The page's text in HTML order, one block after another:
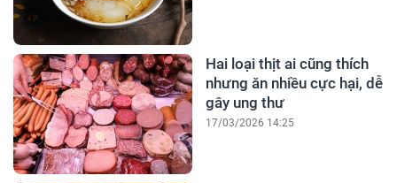
Hai loại thịt ai cũng thích
nhưng ăn nhiều cực hại, dễ
gây ung thư
17/03/2026 14:25